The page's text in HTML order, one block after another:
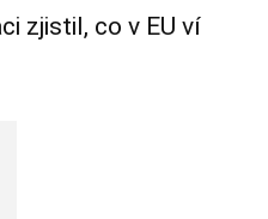
zjistil, co v EU ví